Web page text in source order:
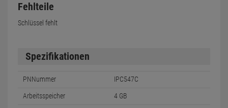
Fehlteile
Schlüssel fehlt
Spezifikationen
PNNummer IPC547C
Arbeitsspeicher 4 GB